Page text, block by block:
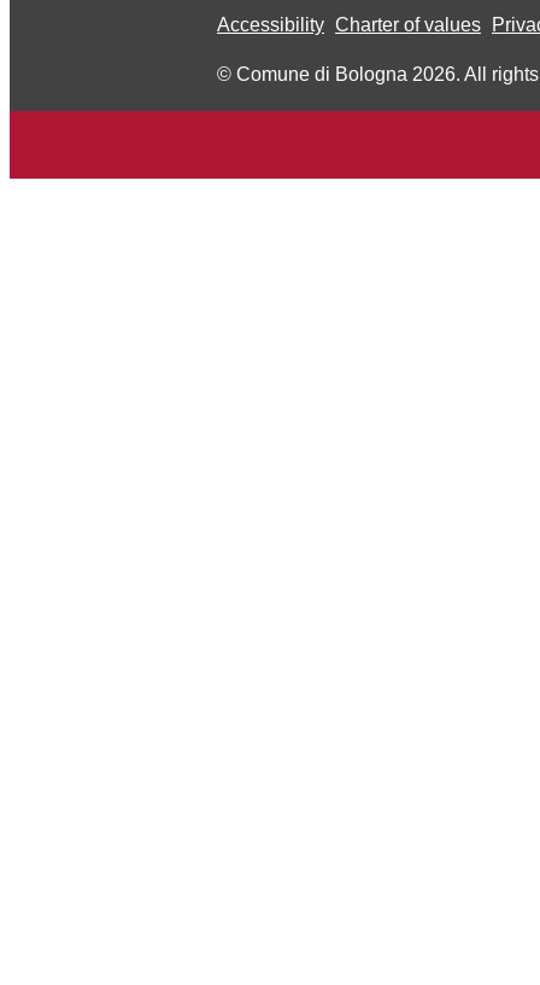
Accessibility Charter of values
© Comune di Bologna 2026. All